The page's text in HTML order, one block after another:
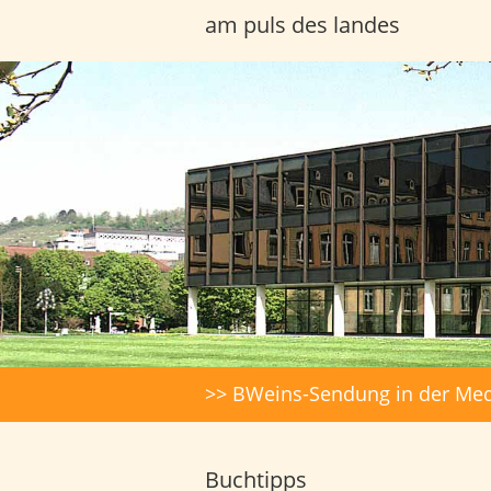
am puls des landes
Headerbilder
>> BWeins-Sendung in der
Buchtipps